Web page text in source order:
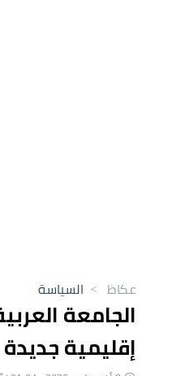
عكاظ > السياسة
الجامعة
إقليمية جديدة